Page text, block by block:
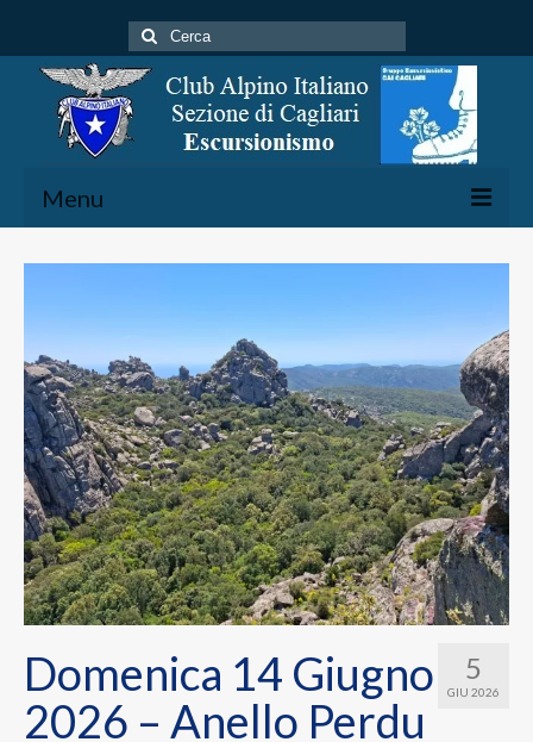
Cerca:
Menu
Home
Attività
Calendario Escursioni
Rete Escursionistica
Sentieristica – Cartografia
5
GIU 2026
Domenica 14 Giugno
2026 – Anello Perdu